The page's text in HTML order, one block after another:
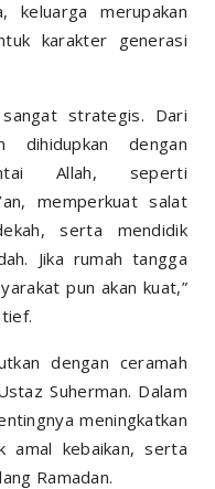
keluarga merupakan
karakter generasi
strategis. Dari
dihidupkan dengan
Allah, seperti
memperkuat salat
serta mendidik
Jika rumah tangga
pun akan kuat,”
dengan ceramah
Suherman. Dalam
meningkatkan
amal kebaikan, serta
Ramadan.